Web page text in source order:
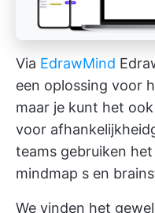
Via EdrawMind
een oplossing voor
maar je kunt het
voor
teams gebruiken
mindmap s en
We vinden het